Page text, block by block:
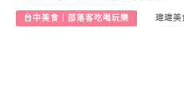
台中美食｜部落客吃喝玩樂 瑋瑋美